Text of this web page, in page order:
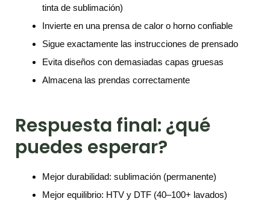
tinta de sublimación)
Invierte en una prensa de calor o horno confiable
Sigue exactamente las instrucciones de prensado
Evita diseños con demasiadas capas gruesas
Almacena las prendas correctamente
Respuesta final: ¿qué
puedes esperar?
Mejor durabilidad: sublimación (permanente)
Mejor equilibrio: HTV y DTF (40–100+ lavados)